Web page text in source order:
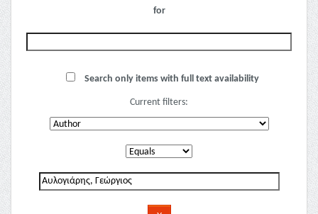
for
Search only items with full text availability
Current filters: